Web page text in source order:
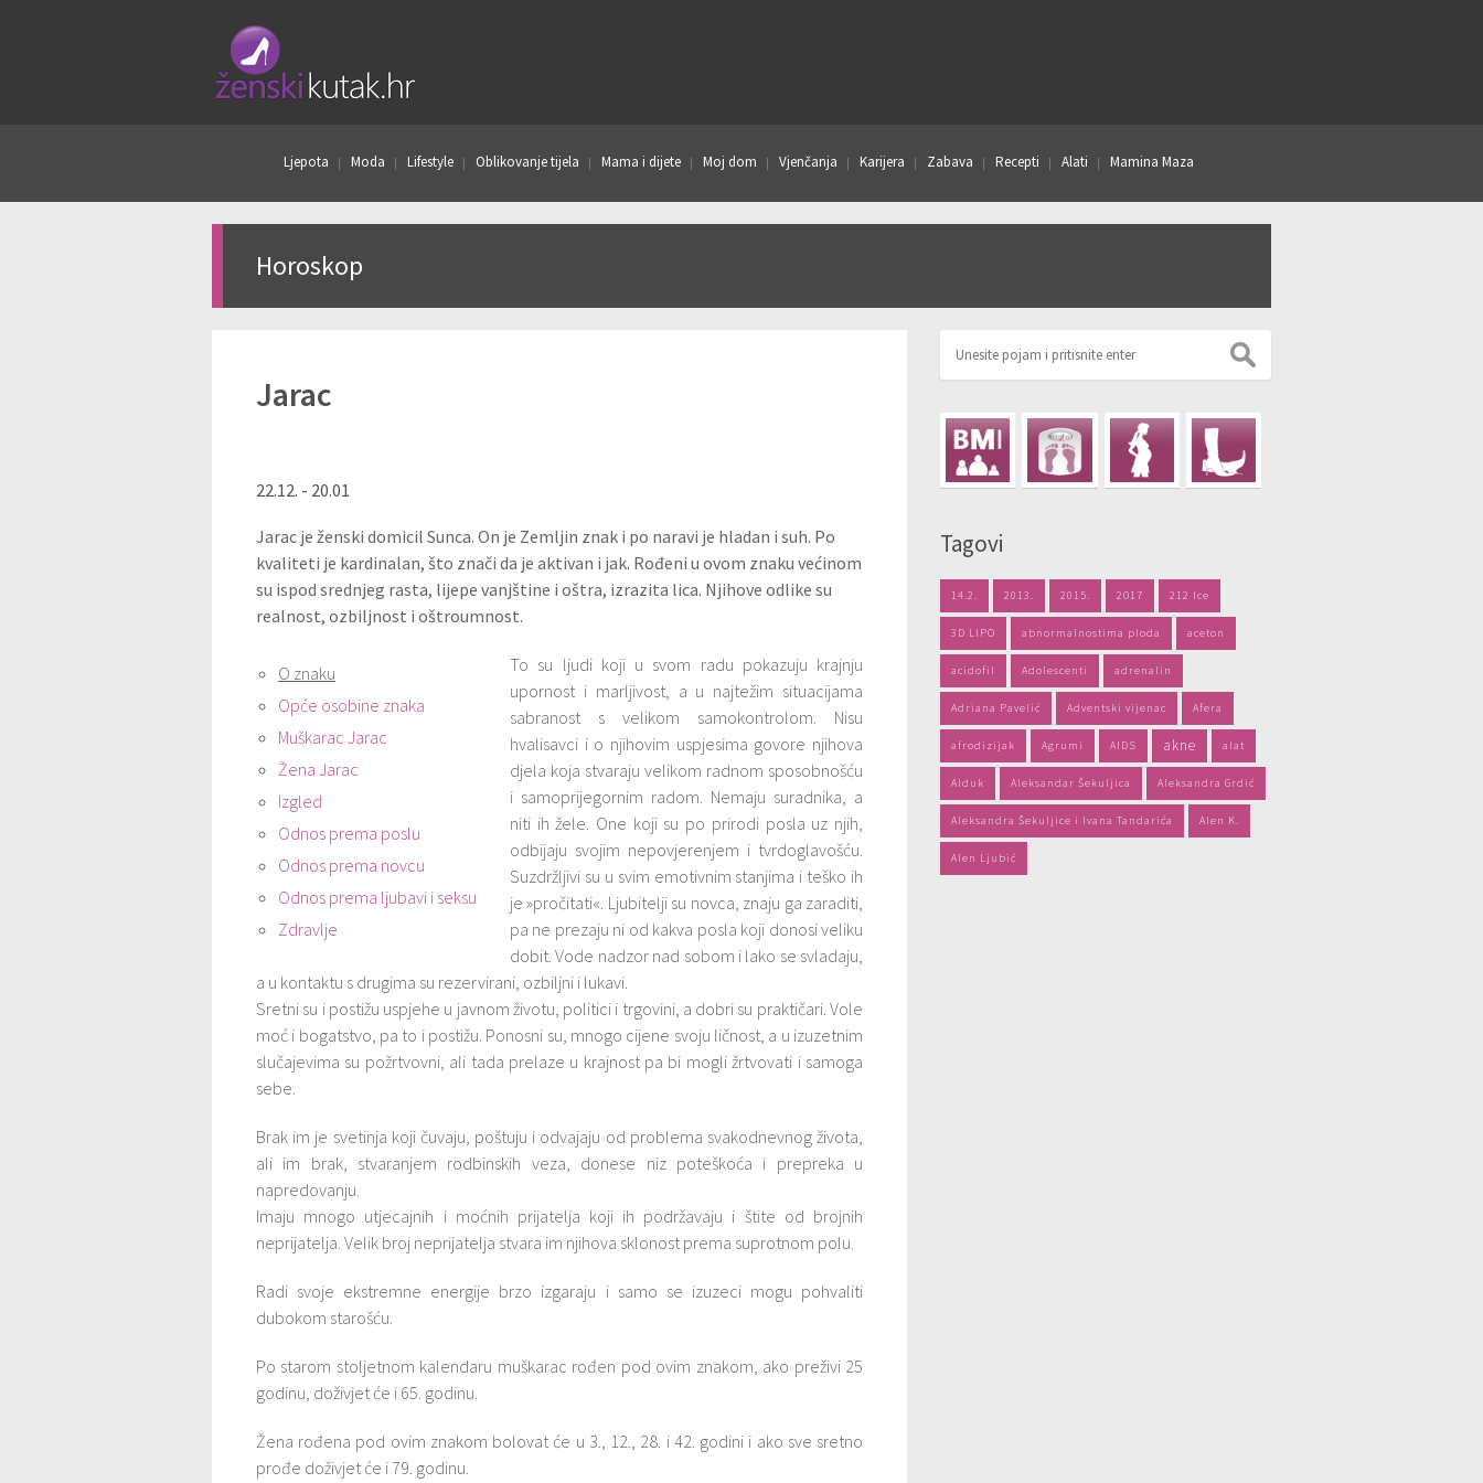
Ljepota Moda Lifestyle Oblikovanje tijela Mama i dijete Moj dom Vjenčanja Karijera Zabava Recepti Alati Mamina Maza
Horoskop
Jarac
22.12. - 20.01
Jarac je ženski domicil Sunca. On je Zemljin znak i po naravi je hladan i suh. Po
kvaliteti je kardinalan, što znači da je aktivan i jak. Rođeni u ovom znaku većinom
su ispod srednjeg rasta, lijepe vanjštine i oštra, izrazita lica. Njihove odlike su
realnost, ozbiljnost i oštroumnost.
O znaku
Opće osobine znaka
Muškarac Jarac
Žena Jarac
Izgled
Odnos prema poslu
Odnos prema novcu
Odnos prema ljubavi i seksu
Zdravlje
To su ljudi koji u svom radu pokazuju krajnju
upornost i marljivost, a u najtežim situacijama
sabranost s velikom samokontrolom. Nisu
hvalisavci i o njihovim uspjesima govore njihova
djela koja stvaraju velikom radnom sposobnošću
i samoprijegornim radom. Nemaju suradnika, a
niti ih žele. One koji su po prirodi posla uz njih,
odbijaju svojim nepovjerenjem i tvrdoglavošću.
Suzdržljivi su u svim emotivnim stanjima i teško ih
je »pročitati«. Ljubitelji su novca, znaju ga zaraditi,
pa ne prezaju ni od kakva posla koji donosi veliku
dobit. Vode nadzor nad sobom i lako se svladaju,
a u kontaktu s drugima su rezervirani, ozbiljni i lukavi.
Sretni su i postižu uspjehe u javnom životu, politici i trgovini, a dobri su praktičari. Vole
moć i bogatstvo, pa to i postižu. Ponosni su, mnogo cijene svoju ličnost, a u izuzetnim
slučajevima su požrtvovni, ali tada prelaze u krajnost pa bi mogli žrtvovati i samoga
sebe.
Brak im je svetinja koji čuvaju, poštuju i odvajaju od problema svakodnevnog života,
ali im brak, stvaranjem rodbinskih veza, donese niz poteškoća i prepreka u
napredovanju.
Imaju mnogo utjecajnih i moćnih prijatelja koji ih podržavaju i štite od brojnih
neprijatelja. Velik broj neprijatelja stvara im njihova sklonost prema suprotnom polu.
Radi svoje ekstremne energije brzo izgaraju i samo se izuzeci mogu pohvaliti
dubokom starošću.
Po starom stoljetnom kalendaru muškarac rođen pod ovim znakom, ako preživi 25
godinu, doživjet će i 65. godinu.
Žena rođena pod ovim znakom bolovat će u 3., 12., 28. i 42. godini i ako sve sretno
prođe doživjet će i 79. godinu.
Tagovi
14.2. 2013. 2015. 2017 212 Ice
3D LIPO abnormalnostima ploda aceton
acidofil Adolescenti adrenalin
Adriana Pavelić Adventski vijenac Afera
afrodizijak Agrumi AIDS akne alat
Alduk Aleksandar Šekuljica Aleksandra Grdić
Aleksandra Šekuljice i Ivana Tandarića Alen K.
Alen Ljubić